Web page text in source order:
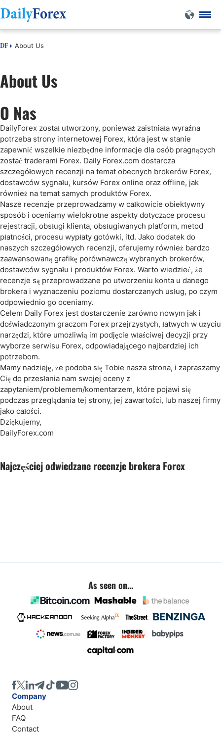
DF About Us
About Us
O Nas
DailyForex został utworzony, ponieważ zaistniała wyraźna
potrzeba strony internetowej Forex, która jest w stanie
zapewnić wszelkie niezbędne informacje dla osób pragnących
zostać traderami Forex. Daily Forex.com dostarcza
szczegółowych recenzji na temat obecnych brokerów Forex,
dostawców sygnału, kursów Forex online oraz offline, jak
również na temat samych produktów Forex.
Nasze recenzje przeprowadzamy w całkowicie obiektywny
sposób i oceniamy wielokrotne aspekty dotyczące procesu
rejestracji, obsługi klienta, obsługiwanych platform, metod
płatności, procesu wypłaty gotówki, itd. Jako dodatek do
naszych szczegółowych recenzji, oferujemy również bardzo
zaawansowaną grafikę porównawczą wybranych brokerów,
dostawców sygnału i produktów Forex. Warto wiedzieć, że
recenzje są przeprowadzane po utworzeniu konta u danego
brokera i wyznaczeniu poziomu dostarczanych usług, po czym
odpowiednio go oceniamy.
Celem Daily Forex jest dostarczenie zarówno nowym jak i
doświadczonym graczom Forex przejrzystych, łatwych w użyciu
narzędzi, które umożliwią im podjęcie właściwej decyzji przy
wyborze serwisu Forex, odpowiadającego najbardziej ich
potrzebom.
Mamy nadzieję, że podoba się Tobie nasza strona, i zapraszamy
Cię do przesłania nam swojej oceny z
zapytaniem/problemem/komentarzem, które pojawi się
podczas przeglądania tej strony, jej zawartości, lub naszej firmy
jako całości.
Dziękujemy,
DailyForex.com
Najczęściej odwiedzane recenzje brokera Forex
As seen on...
Company
About
FAQ
Contact